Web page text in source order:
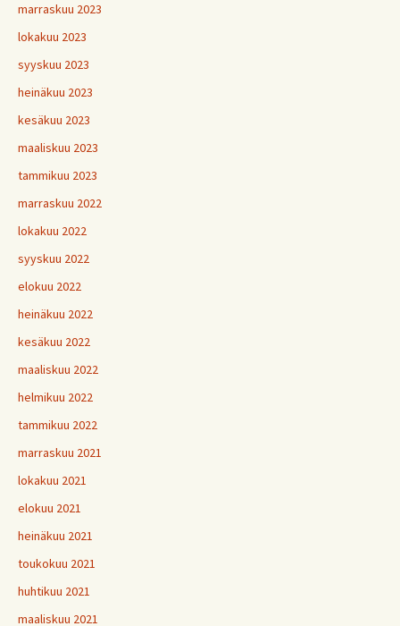
marraskuu 2023
lokakuu 2023
syyskuu 2023
heinäkuu 2023
kesäkuu 2023
maaliskuu 2023
tammikuu 2023
marraskuu 2022
lokakuu 2022
syyskuu 2022
elokuu 2022
heinäkuu 2022
kesäkuu 2022
maaliskuu 2022
helmikuu 2022
tammikuu 2022
marraskuu 2021
lokakuu 2021
elokuu 2021
heinäkuu 2021
toukokuu 2021
huhtikuu 2021
maaliskuu 2021